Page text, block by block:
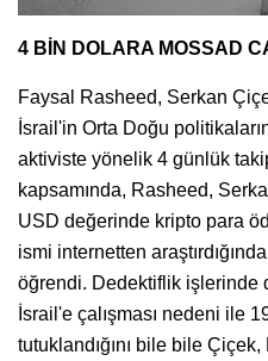
4 BİN DOLARA MOSSAD
Faysal Rasheed, Serkan
İsrail'in Orta Doğu
aktiviste yönelik 4 günlük
kapsamında, Rasheed,
USD değerinde kripto para
ismi internetten
öğrendi. Dedektiflik işlerinde
İsrail'e çalışması nedeni ile
tutuklandığını bile bile